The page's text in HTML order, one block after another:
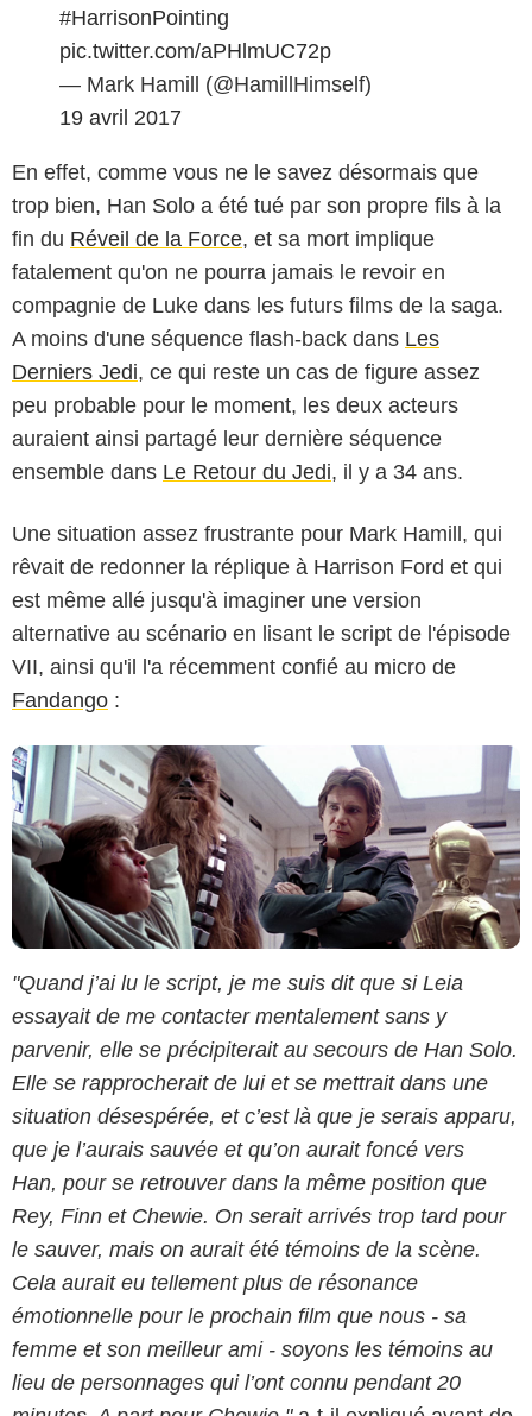
#HarrisonPointing
pic.twitter.com/aPHlmUC72p
— Mark Hamill (@HamillHimself)
19 avril 2017
En effet, comme vous ne le savez désormais que
trop bien, Han Solo a été tué par son propre fils à la
fin du Réveil de la Force, et sa mort implique
fatalement qu'on ne pourra jamais le revoir en
compagnie de Luke dans les futurs films de la saga.
A moins d'une séquence flash-back dans Les
Derniers Jedi, ce qui reste un cas de figure assez
peu probable pour le moment, les deux acteurs
auraient ainsi partagé leur dernière séquence
ensemble dans Le Retour du Jedi, il y a 34 ans.
Une situation assez frustrante pour Mark Hamill, qui
rêvait de redonner la réplique à Harrison Ford et qui
est même allé jusqu'à imaginer une version
alternative au scénario en lisant le script de l'épisode
VII, ainsi qu'il l'a récemment confié au micro de
Fandango :
"Quand j’ai lu le script, je me suis dit que si Leia
essayait de me contacter mentalement sans y
parvenir, elle se précipiterait au secours de Han Solo.
Elle se rapprocherait de lui et se mettrait dans une
situation désespérée, et c’est là que je serais apparu,
que je l’aurais sauvée et qu’on aurait foncé vers
Han, pour se retrouver dans la même position que
Rey, Finn et Chewie. On serait arrivés trop tard pour
le sauver, mais on aurait été témoins de la scène.
Cela aurait eu tellement plus de résonance
émotionnelle pour le prochain film que nous - sa
femme et son meilleur ami - soyons les témoins au
lieu de personnages qui l’ont connu pendant 20